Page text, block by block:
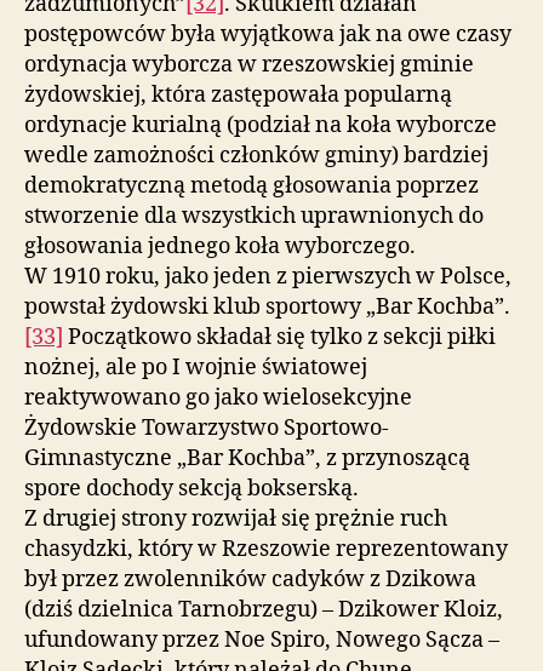
postępowców była wyjątkowa jak na owe czasy
ordynacja wyborcza w rzeszowskiej gminie
żydowskiej, która zastępowała popularną
ordynacje kurialną (podział na koła wyborcze
wedle zamożności członków gminy) bardziej
demokratyczną metodą głosowania poprzez
stworzenie dla wszystkich uprawnionych do
głosowania jednego koła wyborczego.
W 1910 roku, jako jeden z pierwszych w Polsce,
powstał żydowski klub sportowy „Bar Kochba”.
[33] Początkowo składał się tylko z sekcji piłki
nożnej, ale po I wojnie światowej
reaktywowano go jako wielosekcyjne
Żydowskie Towarzystwo Sportowo-
Gimnastyczne „Bar Kochba”, z przynoszącą
spore dochody sekcją bokserską.
Z drugiej strony rozwijał się prężnie ruch
chasydzki, który w Rzeszowie reprezentowany
był przez zwolenników cadyków z Dzikowa
(dziś dzielnica Tarnobrzegu) – Dzikower Kloiz,
ufundowany przez Noe Spiro, Nowego Sącza –